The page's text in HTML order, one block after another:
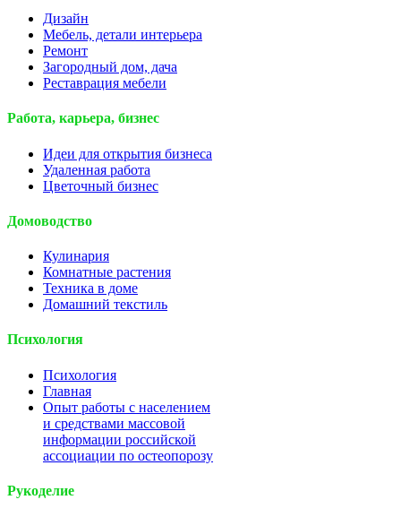
Дизайн
Мебель, детали интерьера
Ремонт
Загородный дом, дача
Реставрация мебели
Работа, карьера, бизнес
Идеи для открытия бизнеса
Удаленная работа
Цветочный бизнес
Домоводство
Кулинария
Комнатные растения
Техника в доме
Домашний текстиль
Психология
Психология
Главная
Опыт работы с населением
и средствами массовой
информации российской
ассоциации по остеопорозу
Рукоделие